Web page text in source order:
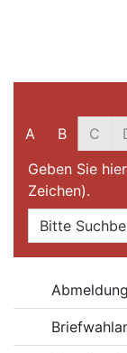
Filter und
A
B C
Geben Sie
Zeichen).